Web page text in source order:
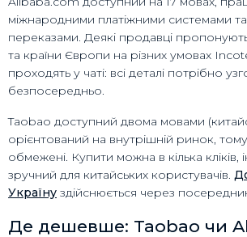
міжнародними платіжними системами
переказами. Деякі продавці
та країни Європи на різних умовах
проходять у чаті: всі деталі потрібно
безпосередньо.
Taobao доступний двома мовами
орієнтований на внутрішній ринок,
обмежені. Купити можна в кілька
зручний для китайських користувачів.
Україну здійснюється через
Де дешевше: Taobao чи